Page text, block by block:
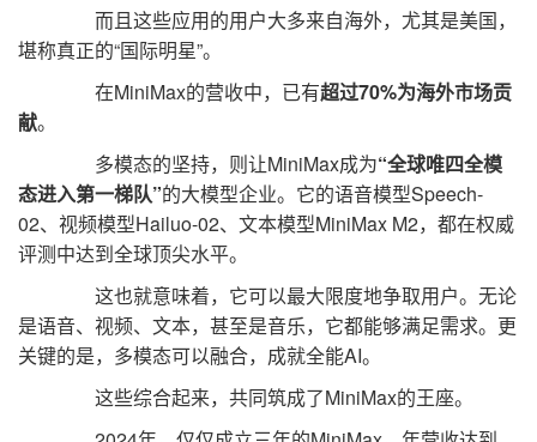
而且这些应用的用户大多来自海外，尤其是美国，
堪称真正的“国际明星”。
在MiniMax的营收中，已有超过70%为海外市场贡
献。
多模态的坚持，则让MiniMax成为“全球唯四全模
态进入第一梯队”的大模型企业。它的语音模型Speech-
02、视频模型Hailuo-02、文本模型MiniMax M2，都在权威
评测中达到全球顶尖水平。
这也就意味着，它可以最大限度地争取用户。无论
是语音、视频、文本，甚至是音乐，它都能够满足需求。更
关键的是，多模态可以融合，成就全能AI。
这些综合起来，共同筑成了MiniMax的王座。